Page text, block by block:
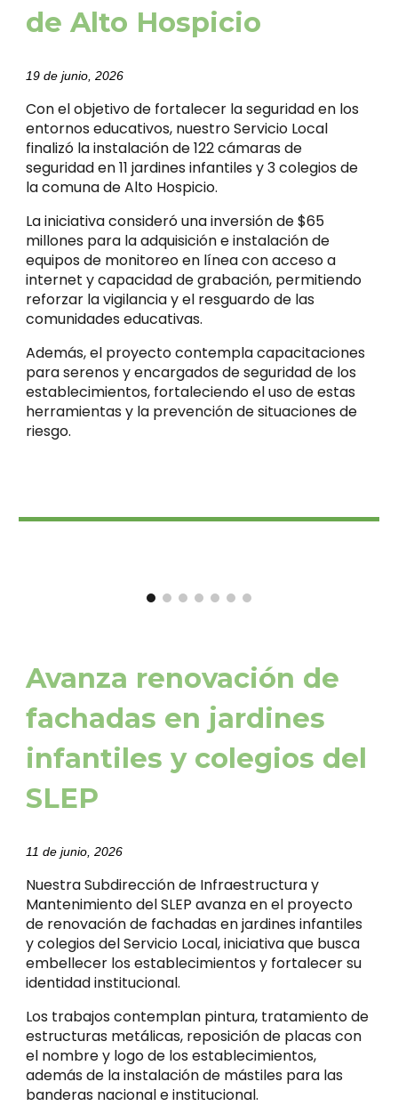
de Alto Hospicio
19 de junio, 2026
Con el objetivo de fortalecer la seguridad en los
entornos educativos, nuestro Servicio Local
finalizó la instalación de 122 cámaras de
seguridad en 11 jardines infantiles y 3 colegios de
la comuna de Alto Hospicio.
La iniciativa consideró una inversión de $65
millones para la adquisición e instalación de
equipos de monitoreo en línea con acceso a
internet y capacidad de grabación, permitiendo
reforzar la vigilancia y el resguardo de las
comunidades educativas.
Además, el proyecto contempla capacitaciones
para serenos y encargados de seguridad de los
establecimientos, fortaleciendo el uso de estas
herramientas y la prevención de situaciones de
riesgo.
Avanza renovación de
fachadas en jardines
infantiles y colegios del
SLEP
11 de junio, 2026
Nuestra Subdirección de Infraestructura y
Mantenimiento del SLEP avanza en el proyecto
de renovación de fachadas en jardines infantiles
y colegios del Servicio Local, iniciativa que busca
embellecer los establecimientos y fortalecer su
identidad institucional.
Los trabajos contemplan pintura, tratamiento de
estructuras metálicas, reposición de placas con
el nombre y logo de los establecimientos,
además de la instalación de mástiles para las
banderas nacional e institucional.